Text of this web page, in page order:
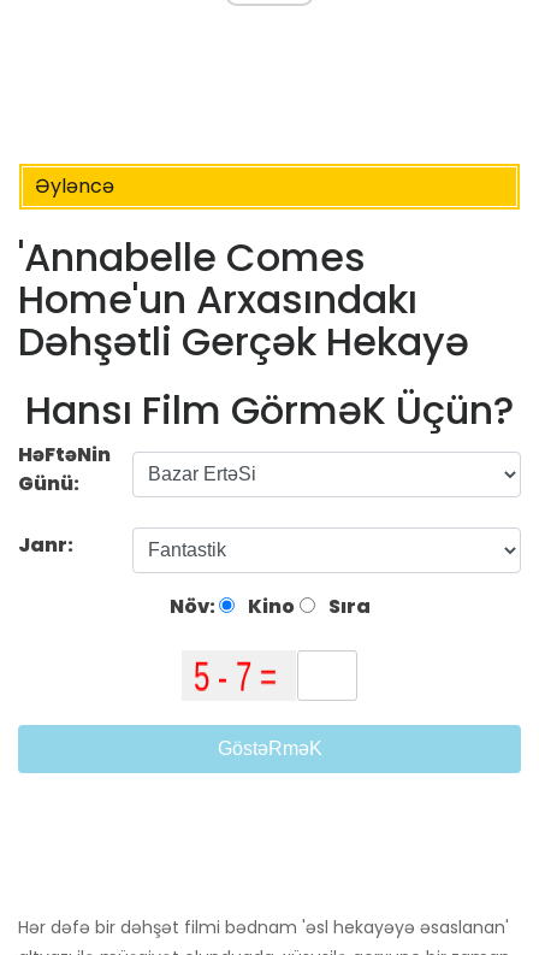
Əyləncə
'Annabelle Comes
Home'un Arxasındakı
Dəhşətli Gerçək Hekayə
Hansı Film GörməK Üçün?
HəFtəNin
Günü:
Janr:
Növ: Kino Sıra
GöstəRməK
Hər dəfə bir dəhşət filmi bədnam 'əsl hekayəyə əsaslanan'